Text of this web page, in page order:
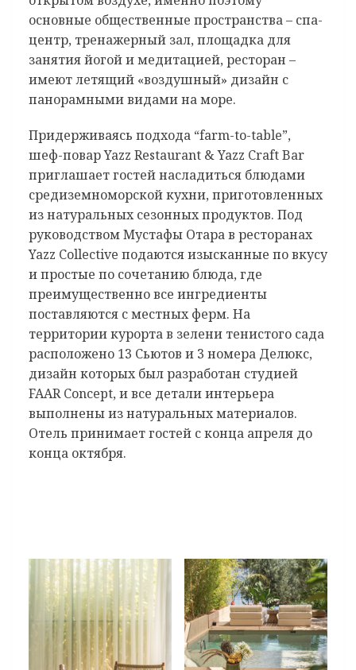
основные общественные пространства – спа-
центр, тренажерный зал, площадка для
занятия йогой и медитацией, ресторан –
имеют летящий «воздушный» дизайн с
панорамными видами на море.
Придерживаясь подхода “farm-to-table”,
шеф-повар Yazz Restaurant & Yazz Craft Bar
приглашает гостей насладиться блюдами
средиземноморской кухни, приготовленных
из натуральных сезонных продуктов. Под
руководством Мустафы Отара в ресторанах
Yazz Collective подаются изысканные по вкусу
и простые по сочетанию блюда, где
преимущественно все ингредиенты
поставляются с местных ферм. На
территории курорта в зелени тенистого сада
расположено 13 Сьютов и 3 номера Делюкс,
дизайн которых был разработан студией
FAAR Concept, и все детали интерьера
выполнены из натуральных материалов.
Отель принимает гостей с конца апреля до
конца октября.